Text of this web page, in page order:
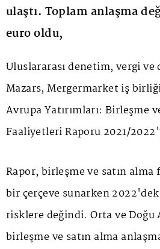
ulaştı. Toplam anlaşma
euro oldu,
Uluslararası denetim, vergi ve
Mazars, Mergermarket iş
Avrupa Yatırımları: Birleşme
Faaliyetleri Raporu 2021/
Rapor, birleşme ve satın
bir çerçeve sunarken
risklere değindi. Orta ve
birleşme ve satın alma